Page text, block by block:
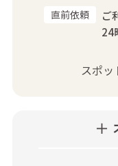
直前依頼
ご
24
スポッ
＋